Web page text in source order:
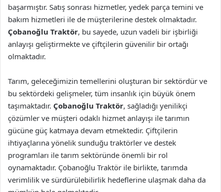
başarmıştır. Satış sonrası hizmetler, yedek parça temini ve
bakım hizmetleri ile de müşterilerine destek olmaktadır.
Çobanoğlu Traktör, bu sayede, uzun vadeli bir işbirliği
anlayışı geliştirmekte ve çiftçilerin güvenilir bir ortağı
olmaktadır.
Tarım, geleceğimizin temellerini oluşturan bir sektördür ve
bu sektördeki gelişmeler, tüm insanlık için büyük önem
taşımaktadır. Çobanoğlu Traktör, sağladığı yenilikçi
çözümler ve müşteri odaklı hizmet anlayışı ile tarımın
gücüne güç katmaya devam etmektedir. Çiftçilerin
ihtiyaçlarına yönelik sunduğu traktörler ve destek
programları ile tarım sektöründe önemli bir rol
oynamaktadır. Çobanoğlu Traktör ile birlikte, tarımda
verimlilik ve sürdürülebilirlik hedeflerine ulaşmak daha da